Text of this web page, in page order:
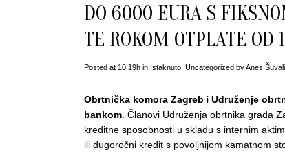
DO 6000 EURA S
TE ROKOM OTPLATE
Posted at 10:19h in Istaknuto Uncategorized byAnes
Obrtnička komora Zagreb i Udruženje
bankom . Članovi Udruženja obrtnika grada
kreditne sposobnosti u skladu s internim
ili dugoročni kredit s povoljnijom kamatnom